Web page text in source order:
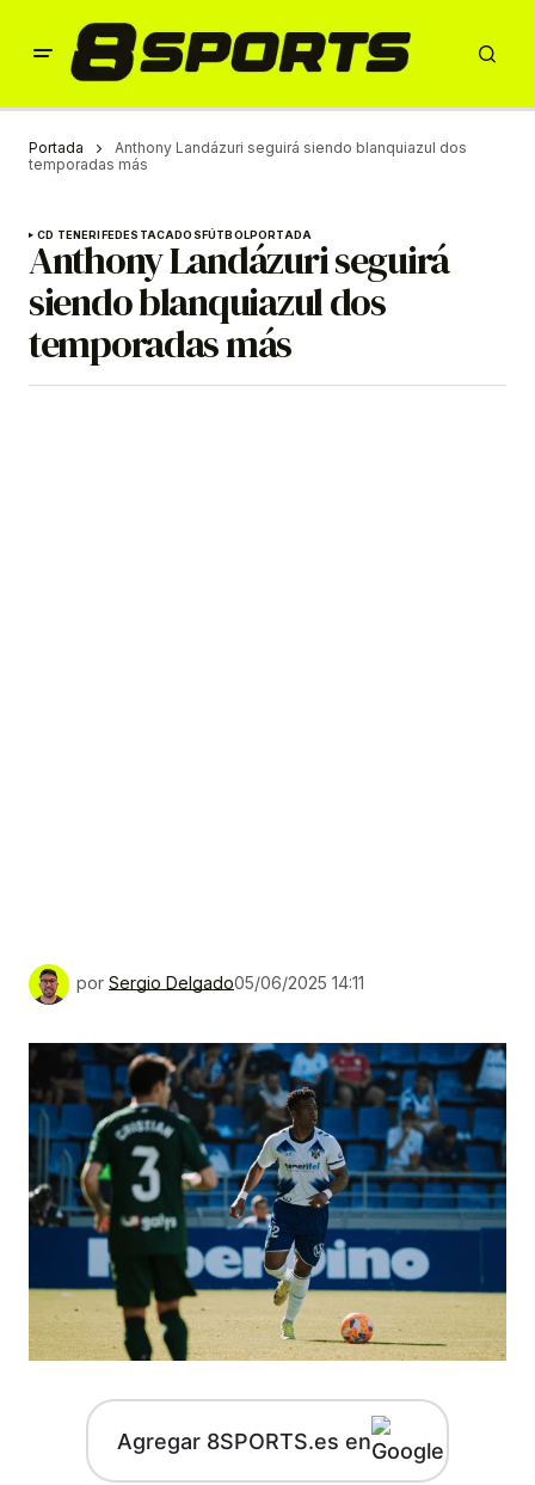
Portada
Anthony Landázuri seguirá siendo blanquiazul dos
temporadas más
CD TENERIFEDESTACADOSFÚTBOLPORTADA
Anthony Landázuri seguirá
siendo blanquiazul dos
temporadas más
por Sergio Delgado05/06/2025 14:11
Agregar 8SPORTS.es en